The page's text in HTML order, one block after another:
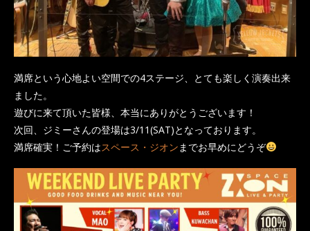
満席という心地よい空間での4ステージ、とても楽しく演奏出来
ました。
遊びに来て頂いた皆様、本当にありがとうございます！
次回、ジミーさんの登場は3/11(SAT)となっております。
満席確実！ご予約はスペース・ジオンまでお早めにどうぞ